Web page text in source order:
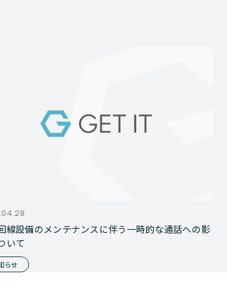
線設備のメンテナンスに伴う一時的な通話への影
いて
らせ